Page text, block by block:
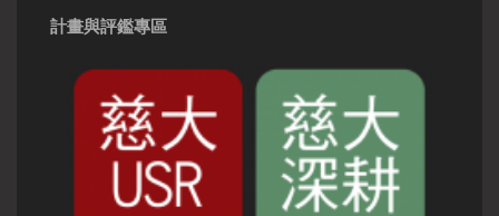
計畫與評鑑專區